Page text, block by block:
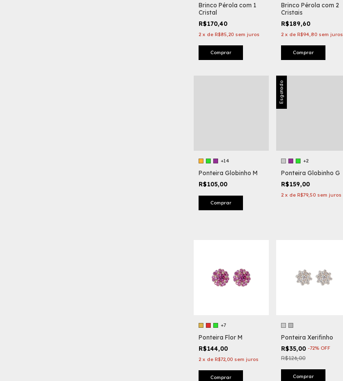
Brinco Pérola com 1
Cristal
R$170,40
2 x de R$85,20 sem juros
Comprar
Brinco Pérola com 2
Cristais
R$189,60
2 x de R$94,80 sem juros
Comprar
+14
Ponteira Globinho M
R$105,00
Comprar
Esgotado
+2
Ponteira Globinho G
R$159,00
2 x de R$79,50 sem juros
+7
Ponteira Flor M
R$144,00
2 x de R$72,00 sem juros
Comprar
Ponteira Xerifinho
R$35,00 -72% OFF
R$126,00
Comprar